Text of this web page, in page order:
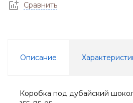
Сравнить
Описание
Коробка под дубайский